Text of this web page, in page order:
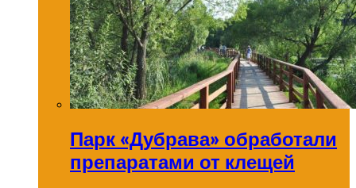
Парк «Дубрава» обработали
препаратами от клещей